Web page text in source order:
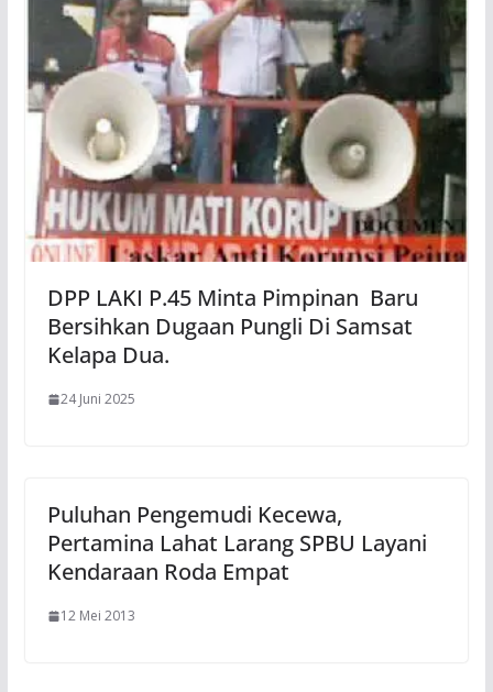
DPP LAKI P.45 Minta Pimpinan Baru
Bersihkan Dugaan Pungli Di Samsat
Kelapa Dua.
24 Juni 2025
Puluhan Pengemudi Kecewa,
Pertamina Lahat Larang SPBU Layani
Kendaraan Roda Empat
12 Mei 2013